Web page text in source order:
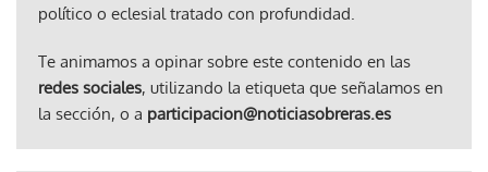
político o eclesial tratado con profundidad.
Te animamos a opinar sobre este contenido en las
redes sociales, utilizando la etiqueta que señalamos en
la sección, o a participacion@noticiasobreras.es